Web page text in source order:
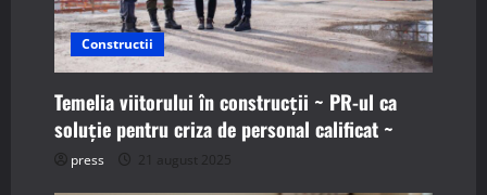
t
i
o
n
Constructii
Temelia viitorului în construcții ~ PR-ul ca
soluție pentru criza de personal calificat ~
press 21 august 2025